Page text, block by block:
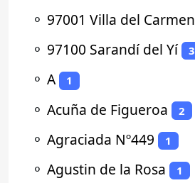
⚬ 97001 Villa del Carmen
⚬ 97100 Sarandí del Yí 3
⚬ A 1
⚬ Acuña de Figueroa 2
⚬ Agraciada Nº449 1
⚬ Agustin de la Rosa 1